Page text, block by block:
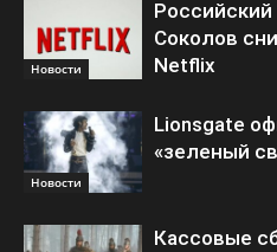
Новости
Соколов
Netflix
Новости
Lionsgate
«зеленый
Кассовые